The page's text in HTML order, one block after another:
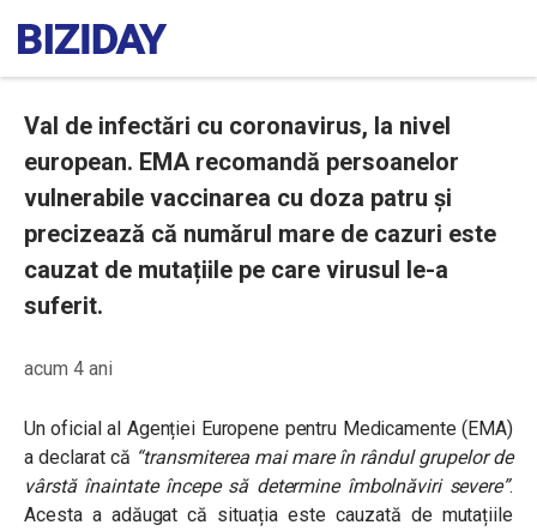
Val de infectări cu coronavirus, la nivel
european. EMA recomandă persoanelor
vulnerabile vaccinarea cu doza patru și
precizează că numărul mare de cazuri este
cauzat de mutațiile pe care virusul le-a
suferit.
acum 4 ani
Un oficial al Agenției Europene pentru Medicamente (EMA)
a declarat că “transmiterea mai mare în rândul grupelor de
vârstă înaintate începe să determine îmbolnăviri severe”.
Acesta a adăugat că situația este cauzată de mutațiile